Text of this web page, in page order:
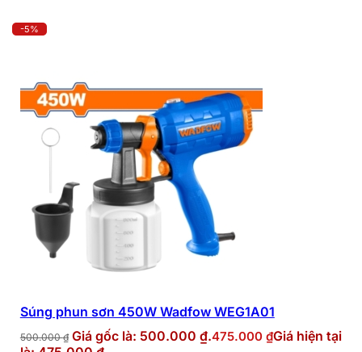
-5%
Súng phun sơn 450W Wadfow WEG1A01
500.000₫ Giá gốc là: 500.000 ₫.475.000 ₫Giá hiện tại